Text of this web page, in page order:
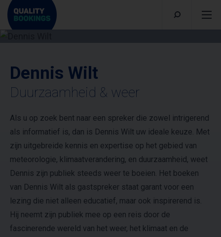
Dennis Wilt
Duurzaamheid & weer
Als u op zoek bent naar een spreker die zowel intrigerend
als informatief is, dan is Dennis Wilt uw ideale keuze. Met
zijn uitgebreide kennis en expertise op het gebied van
meteorologie, klimaatverandering, en duurzaamheid, weet
Dennis zijn publiek steeds weer te boeien. Het boeken
van Dennis Wilt als gastspreker staat garant voor een
lezing die niet alleen educatief, maar ook inspirerend is.
Hij neemt zijn publiek mee op een reis door de
fascinerende wereld van het weer, het klimaat en de